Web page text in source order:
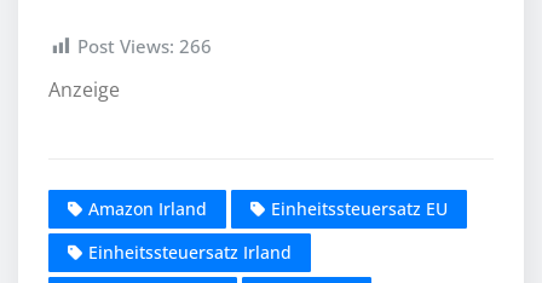
Post Views: 266
Anzeige
Amazon Irland
Einheitssteuersatz EU
Einheitssteuersatz Irland